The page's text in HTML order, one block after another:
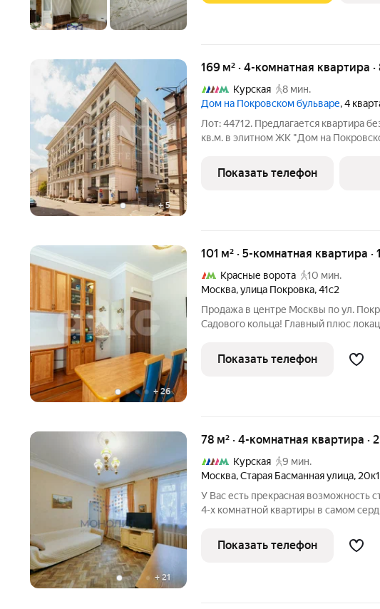
+5
169 м² · 4-комнатная квартира
Курская
8 мин.
Дом на Покровском бульваре, 4
Лот: 44712. Предлагается квартира
кв.м. в элитном ЖК "Дом на
санузла, лоджия, прихожая. Высота
на три
Показать телефон
+26
101 м² · 5-комнатная квартира ·
Красные ворота
10 мин.
Москва,улица Покровка,41с2
Продажа в центре Москвы по ул.
Садового кольца! Главный плюс локация! Исторический центр
деловая активность, высокий
трафик.
Показать телефон
+21
78 м² · 4-комнатная квартира ·
Курская
9 мин.
Москва,Старая Басманная улица, 20к1
У Вас есть прекрасная возможность
4-х комнатной квартиры в самом
ухоженными подъездами и
произвели
Показать телефон